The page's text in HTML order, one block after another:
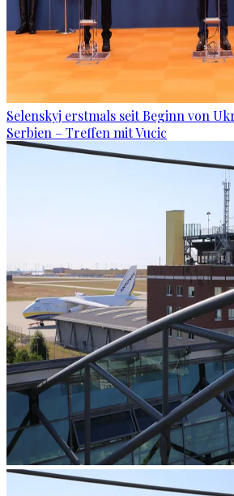
Selenskyj erstmals seit Beginn von
Serbien – Treffen mit Vucic